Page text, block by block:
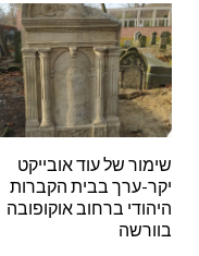
שימור של עוד אובייקט
יקר-ערך בבית הקברות
היהודי ברחוב אוקופובה
בוורשה